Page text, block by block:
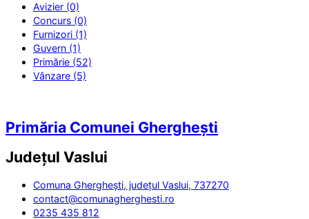
Avizier (0)
Concurs (0)
Furnizori (1)
Guvern (1)
Primărie (52)
Vânzare (5)
Primăria Comunei Gherghești
Județul Vaslui
Comuna Gherghești, județul Vaslui, 737270
contact@comunagherghesti.ro
0235 435 812